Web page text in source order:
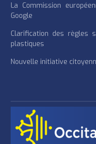
La Commission
Google
Clarification des règles
plastiques
Nouvelle initiative